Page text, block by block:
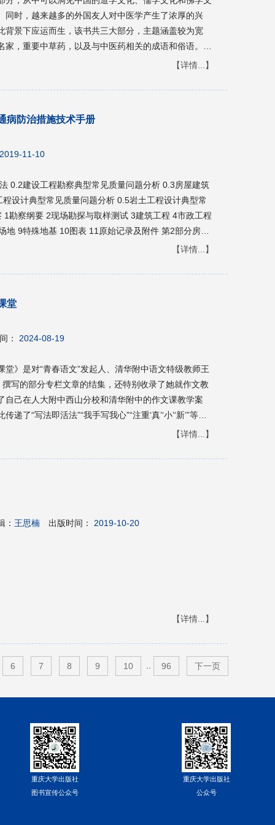
病患者发生肛周感染的护理 191 5.4 造血干细胞移植
护好航 199 5.6血液系统疾病的“慢病管理” 201 5.7 共
神器，您选对了吗 207 第 6 章 患者就医体会小故事
科病房的故事—记陪护妈妈的心路历程 216 6.3 我的这
小板 7 年长跑的心路历程 244
同时，越来越多的外国友人对中医学产生了浓厚的兴
背景下应运而生，该书共三大部分，主题涵盖较为宽
，重要中草药，以及与中医药相关的成语和俗语。该
尤其适用于初学者和外国留学生的中医药教学，是一本
【详情...】
病防治措施技术手册
2019-11-10
0.2建设工程勘察典型常见质量问题分析 0.3房屋建筑
设计典型常见质量问题分析 0.5岩土工程设计典型常
殊地基 10图表 11原始记录及附件 第2部分房屋
总平面消防 12.3总平面安全 12.4场地无障碍 12.5绿色
能与绿色建筑 12.11建筑消防 12.12专项建筑 13结
层钢结构房屋 13.7门式刚架单层工业厂房 13.8空旷房
配电 14.2低压配
气消防 14.6电气节能与绿色建筑 14.7建筑智能化 14.
气体灭火系统 15.8抗震设计 15.9给排水节能与绿色
25.2设
治措施
【详情...】
堂
： 2024-08-19
》是对“青春语文”发起人、清华附中语文特级教师王
写的部分专栏文章的结集，还特别收录了她就作文教
己在人大附中西山分校和清华附中的作文课教学案
了“写法即活法”“我手写我心”“注重‘真’‘小’‘新’”等作
一帜、灵活生动的教育方式，鼓励同学们表达对自然、
语文老师的学习和借鉴用书，也是一本接地气的中小
【详情...】
： 王思楠 出版时间： 2019-10-20
【详情...】
6 7 8 9 10 96 下一页
重庆大学出版社
图书宣传公众号
重庆大学出版社
公众号